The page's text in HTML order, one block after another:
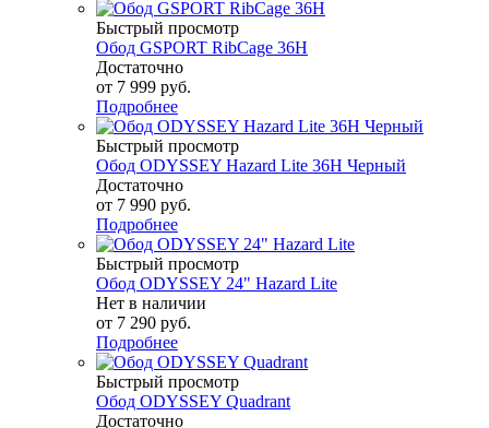
Быстрый просмотр
Обод GSPORT RibCage 36H
Достаточно
от 7 999 руб.
Подробнее
Быстрый просмотр
Обод ODYSSEY Hazard Lite 36H Черный
Достаточно
от 7 990 руб.
Подробнее
Быстрый просмотр
Обод ODYSSEY 24" Hazard Lite
Нет в наличии
от 7 290 руб.
Подробнее
Быстрый просмотр
Обод ODYSSEY Quadrant
Достаточно